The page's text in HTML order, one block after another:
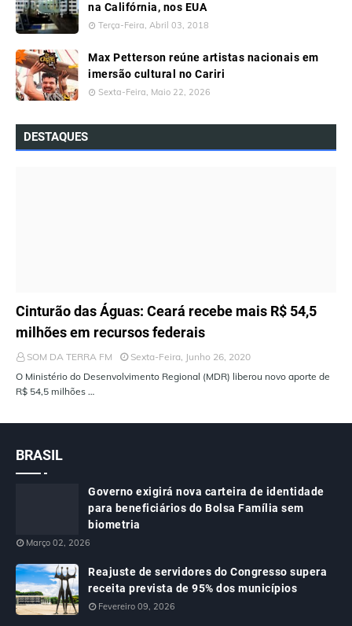
na Califórnia, nos EUA
Terça-Feira, Abril 03, 2018
Max Petterson reúne artistas nacionais em
imersão cultural no Cariri
Sexta-Feira, Maio 22, 2026
DESTAQUES
ÚLTIMAS NOTÍCIAS
Cinturão das Águas: Ceará recebe mais R$ 54,5
milhões em recursos federais
SOM DA TERRA FM
Sexta-Feira, Junho 26, 2020
O Ministério do Desenvolvimento Regional (MDR) liberou novo aporte de
R$ 54,5 milhões …
BRASIL
Governo exigirá nova carteira de identidade
para beneficiários do Bolsa Família sem
biometria
Março 02, 2026
Reajuste de servidores do Congresso supera
receita prevista de 95% dos municípios
Fevereiro 09, 2026